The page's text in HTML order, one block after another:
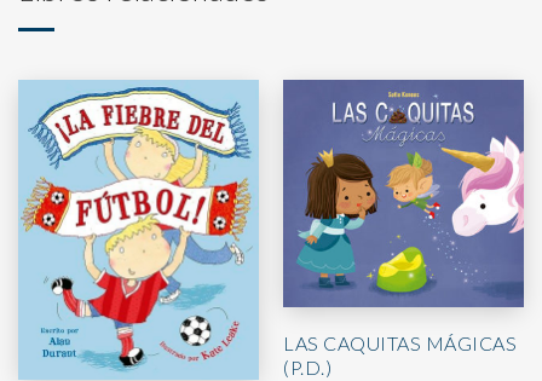
LAS CAQUITAS MÁGICAS
(P.D.)